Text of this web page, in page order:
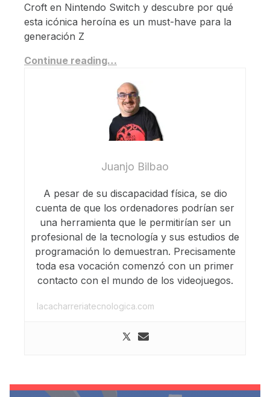
Croft en Nintendo Switch y descubre por qué
esta icónica heroína es un must-have para la
generación Z
Continue reading…
Juanjo Bilbao
A pesar de su discapacidad física, se dio
cuenta de que los ordenadores podrían ser
una herramienta que le permitirían ser un
profesional de la tecnología y sus estudios de
programación lo demuestran. Precisamente
toda esa vocación comenzó con un primer
contacto con el mundo de los videojuegos.
lacacharreriatecnologica.com